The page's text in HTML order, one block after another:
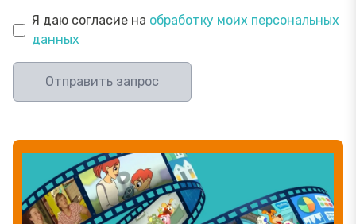
Я даю согласие на обработку моих персональных
данных
Отправить запрос